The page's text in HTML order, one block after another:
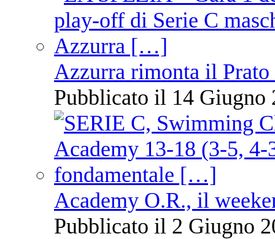
Azzurra rimonta il Prato
Pubblicato il 14 Giugno
Academy O.R., il
Pubblicato il 2 Giugno